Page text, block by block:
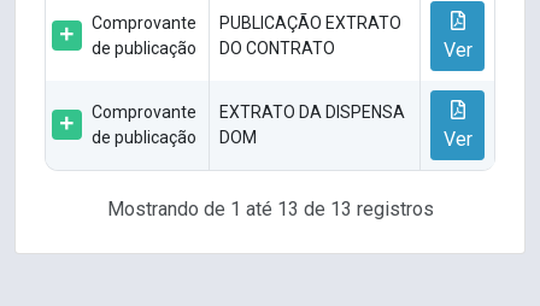
Comprovante
de publicação
PUBLICAÇÃO EXTRATO
DO CONTRATO
Ver
Comprovante
de publicação
EXTRATO DA DISPENSA
DOM
Ver
Mostrando de 1 até 13 de 13 registros